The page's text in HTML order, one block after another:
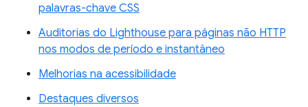
palavras-chave CSS
Auditorias do Lighthouse para páginas não HTTP
nos modos de período e instantâneo
Melhorias na acessibilidade
Destaques diversos